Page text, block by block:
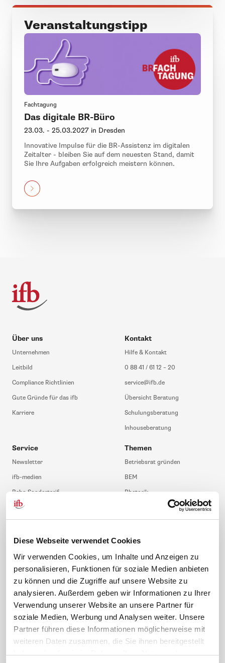
Diese Webseite verwendet Cookies
Wir verwenden Cookies, um Inhalte und Anzeigen zu
personalisieren, Funktionen für soziale Medien anbieten
zu können und die Zugriffe auf unsere Website zu
analysieren. Außerdem geben wir Informationen zu Ihrer
Verwendung unserer Website an unsere Partner für
soziale Medien, Werbung und Analysen weiter. Unsere
Partner führen diese Informationen möglicherweise mit
weiteren Daten zusammen, die Sie ihnen bereitgestellt
haben oder die sie im Rahmen Ihrer Nutzung der
Veranstaltungstipp
Fachtagung
Das digitale BR-Büro
23.03. - 25.03.2027 in Dresden
Innovative Impulse für die BR-Assistenz im digitalen
Zeitalter - bleiben Sie auf dem neuesten Stand, damit
Sie Ihre Aufgaben erfolgreich meistern können.
Über uns
Unternehmen
Leitbild
Compliance Richtlinien
Gute Gründe für das ifb
Karriere
Kontakt
Hilfe & Kontakt
0 88 41 / 61 12 – 20
service@ifb.de
Übersicht Beratung
Schulungsberatung
Inhouseberatung
Service
Newsletter
ifb-medien
Bahn Sondertarif
meinifb
FAQ
ifb-App Betriebsrat360
Themen
Betriebsrat gründen
BEM
Rhetorik
JAV-Wahl
News. Wissen. Themen.
Lexikon
Rechtsprechung
Gesetze
Folgen Sie uns
Sicherheit durch geprüfte
Qualität!